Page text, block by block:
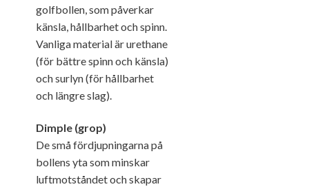
golfbollen, som påverkar
känsla, hållbarhet och spinn.
Vanliga material är urethane
(för bättre spinn och känsla)
och surlyn (för hållbarhet
och längre slag).
Dimple (grop)
De små fördjupningarna på
bollens yta som minskar
luftmotståndet och skapar